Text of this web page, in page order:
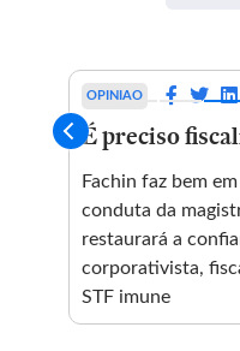
OPINIAO
É preciso
Fachin faz bem
conduta da
restaurará a
corporativista,
STF imune